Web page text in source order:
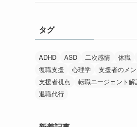
タグ
ADHD ASD 二次感情 休職
復職支援
心理学
支援者のメ
支援者視点
転職エージェント解
退職代行